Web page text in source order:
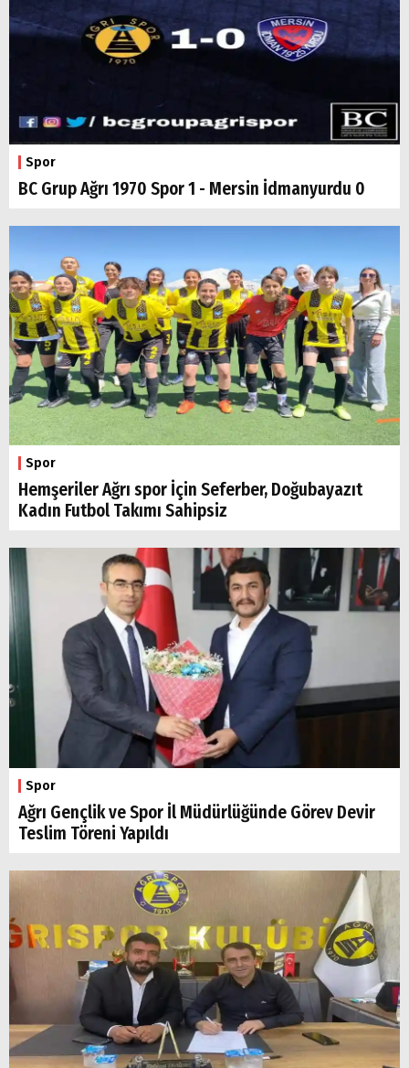
Spor
BC Grup Ağrı 1970 Spor 1 - Mersin İdmanyurdu 0
Spor
Hemşeriler Ağrı spor İçin Seferber, Doğubayazıt
Kadın Futbol Takımı Sahipsiz
Spor
Ağrı Gençlik ve Spor İl Müdürlüğünde Görev Devir
Teslim Töreni Yapıldı